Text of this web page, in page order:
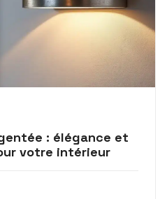
: élégance et
votre intérieur